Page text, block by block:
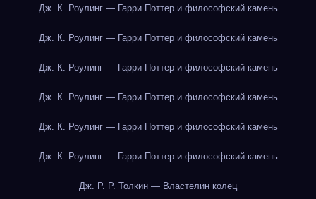
Дж. К. Роулинг — Гарри Поттер и философский камень
Дж. К. Роулинг — Гарри Поттер и философский камень
Дж. К. Роулинг — Гарри Поттер и философский камень
Дж. К. Роулинг — Гарри Поттер и философский камень
Дж. К. Роулинг — Гарри Поттер и философский камень
Дж. К. Роулинг — Гарри Поттер и философский камень
Дж. Р. Р. Толкин — Властелин колец